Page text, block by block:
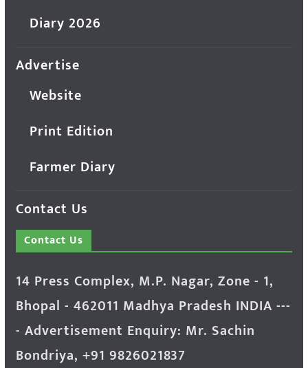
Diary 2026
Advertise
Website
Print Edition
Farmer Diary
Contact Us
Contact Us
14 Press Complex, M.P. Nagar, Zone - 1,
Bhopal - 462011 Madhya Pradesh INDIA ---
- Advertisement Enquiry: Mr. Sachin
Bondriya, +91 9826021837